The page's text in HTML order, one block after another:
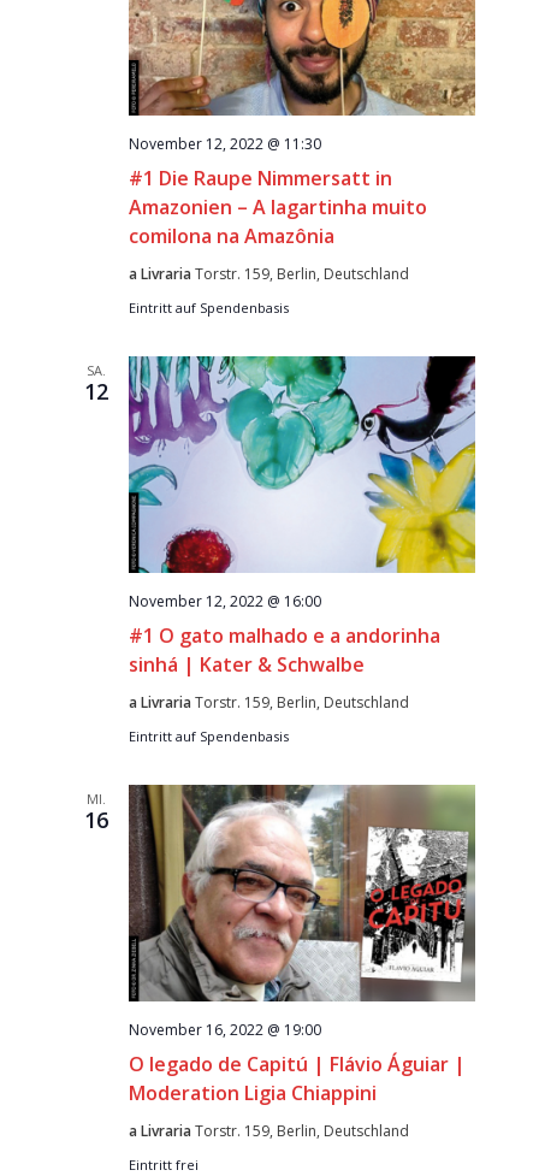
#1 Die Raupe Nimmersatt in
Amazonien – A lagartinha muito
comilona na Amazônia
November 12, 2022 @ 11:30
a LivrariaTorstr. 159, Berlin, Deutschland
Eintritt auf Spendenbasis
SA.
12
#1 O gato malhado e a andorinha
sinhá | Kater & Schwalbe
November 12, 2022 @ 16:00
a LivrariaTorstr. 159, Berlin, Deutschland
Eintritt auf Spendenbasis
MI.
16
O legado de Capitú | Flávio Águiar |
Moderation Ligia Chiappini
November 16, 2022 @ 19:00
a LivrariaTorstr. 159, Berlin, Deutschland
Eintritt frei